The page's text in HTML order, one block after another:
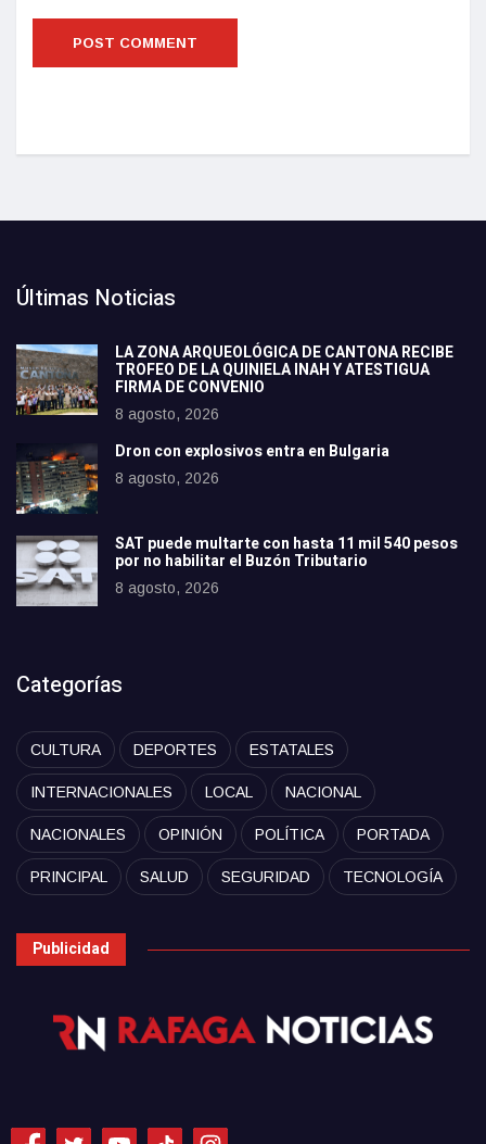
Últimas Noticias
LA ZONA ARQUEOLÓGICA DE CANTONA RECIBE
TROFEO DE LA QUINIELA INAH Y ATESTIGUA
FIRMA DE CONVENIO
8 agosto, 2026
Dron con explosivos entra en Bulgaria
8 agosto, 2026
SAT puede multarte con hasta 11 mil 540 pesos
por no habilitar el Buzón Tributario
8 agosto, 2026
Categorías
CULTURA DEPORTES ESTATALES
INTERNACIONALES LOCAL NACIONAL
NACIONALES OPINIÓN POLÍTICA PORTADA
PRINCIPAL SALUD SEGURIDAD TECNOLOGÍA
Publicidad